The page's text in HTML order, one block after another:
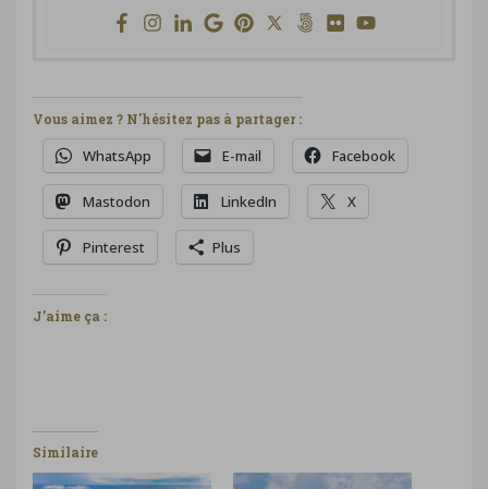
Vous aimez ? N'hésitez pas à partager :
WhatsApp E-mail Facebook
Mastodon LinkedIn X
Pinterest Plus
J’aime ça :
Similaire